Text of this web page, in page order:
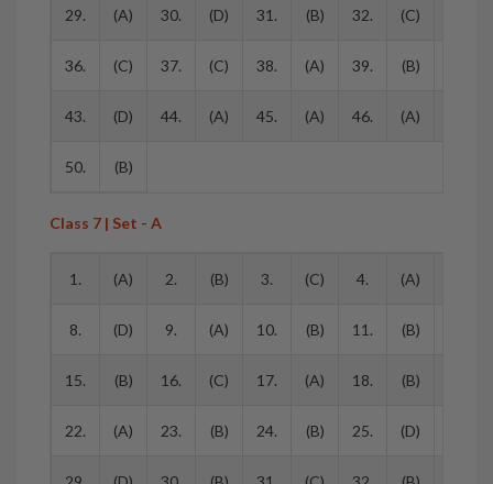
29. (A) 30. (D) 31. (B) 32. (C)
36. (C) 37. (C) 38. (A) 39. (B)
43. (D) 44. (A) 45. (A) 46. (A)
50. (B)
Class 7 | Set - A
1. (A) 2. (B) 3. (C) 4. (A)
8. (D) 9. (A) 10. (B) 11. (B)
15. (B) 16. (C) 17. (A) 18. (B)
22. (A) 23. (B) 24. (B) 25. (D)